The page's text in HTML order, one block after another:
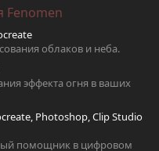
Fenomen
облаков и неба.
эффекта огня в ваших
Photoshop, Clip Studio
помощник в цифровом